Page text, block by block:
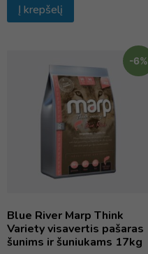
Į krepšelį
-6%
Blue River Marp Think
Variety visavertis pašaras
šunims ir šuniukams 17kg